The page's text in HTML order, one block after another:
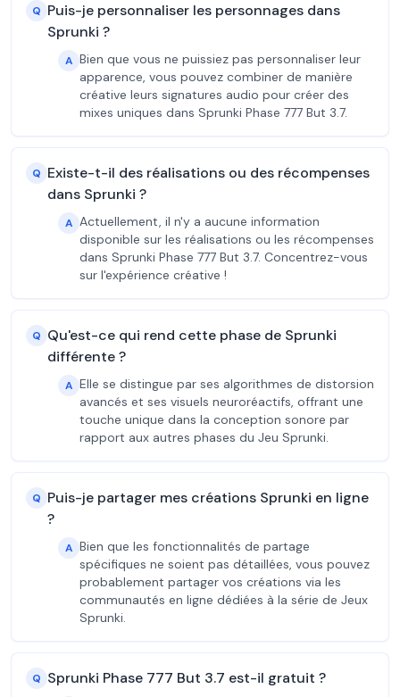
Q Puis-je personnaliser les personnages dans
Sprunki ?
A Bien que vous ne puissiez pas personnaliser leur
apparence, vous pouvez combiner de manière
créative leurs signatures audio pour créer des
mixes uniques dans Sprunki Phase 777 But 3.7.
Q Existe-t-il des réalisations ou des récompenses
dans Sprunki ?
A Actuellement, il n'y a aucune information
disponible sur les réalisations ou les récompenses
dans Sprunki Phase 777 But 3.7. Concentrez-vous
sur l'expérience créative !
Q Qu'est-ce qui rend cette phase de Sprunki
différente ?
A Elle se distingue par ses algorithmes de distorsion
avancés et ses visuels neuroréactifs, offrant une
touche unique dans la conception sonore par
rapport aux autres phases du Jeu Sprunki.
Q Puis-je partager mes créations Sprunki en ligne
?
A Bien que les fonctionnalités de partage
spécifiques ne soient pas détaillées, vous pouvez
probablement partager vos créations via les
communautés en ligne dédiées à la série de Jeux
Sprunki.
Q Sprunki Phase 777 But 3.7 est-il gratuit ?